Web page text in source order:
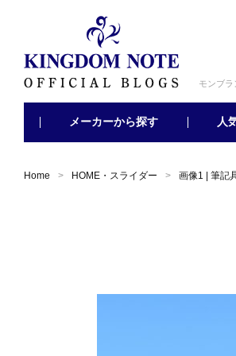
モンブ
メーカーから探す 人
Home HOME・スライダー 画像1 | 筆記